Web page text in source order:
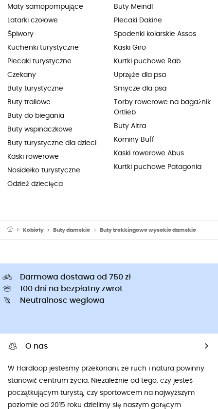
Maty samopompujące
Latarki czołowe
Śpiwory
Kuchenki turystyczne
Plecaki turystyczne
Czekany
Buty turystyczne
Buty trailowe
Buty do biegania
Buty wspinaczkowe
Buty turystyczne dla dzieci
Kaski rowerowe
Nosidełko turystyczne
Odzież dziecięca
Buty Meindl
Plecaki Dakine
Spodenki kolarskie Assos
Kaski Giro
Kurtki puchowe Rab
Uprzęże dla psa
Smycze dla psa
Torby rowerowe na bagażnik
Ortlieb
Buty Altra
Kominy Buff
Kaski rowerowe Abus
Kurtki puchowe Patagonia
Kobiety Buty damskie Buty trekkingowe wysokie damskie
Darmowa dostawa od 750 zł
100 dni na bezpłatny zwrot
Neutralnosc weglowa
O nas
W Hardloop jesteśmy przekonani, że ruch i natura powinny
stanowić centrum życia. Niezależnie od tego, czy jesteś
początkującym turystą, czy sportowcem na najwyższym
poziomie od 2015 roku dzielimy się naszym gorącym